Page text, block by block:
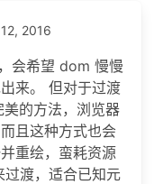
2016
会希望 dom 慢慢
来。 但对于过渡
的方法，浏览器
且这种方式也会
重绘，蛮耗资源
渡，适合已知元